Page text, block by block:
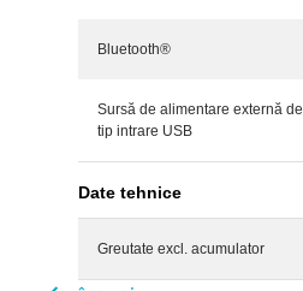
Bluetooth®
Sursă de alimentare externă de
tip intrare USB
Date tehnice
Greutate excl. acumulator